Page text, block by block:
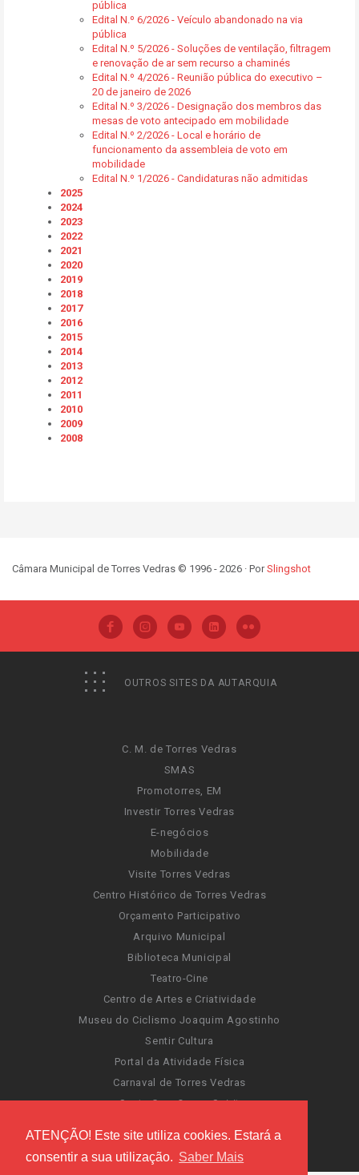
ATENÇÃO! Este site utiliza cookies. Estará a
consentir a sua utilização. Saber Mais
pública
Edital N.º 6/2026 - Veículo abandonado na via
pública
Edital N.º 5/2026 - Soluções de ventilação, filtragem
e renovação de ar sem recurso a chaminés
Edital N.º 4/2026 - Reunião pública do executivo –
20 de janeiro de 2026
Edital N.º 3/2026 - Designação dos membros das
mesas de voto antecipado em mobilidade
Edital N.º 2/2026 - Local e horário de
funcionamento da assembleia de voto em
mobilidade
Edital N.º 1/2026 - Candidaturas não admitidas
2025
2024
2023
2022
2021
2020
2019
2018
2017
2016
2015
2014
2013
2012
2011
2010
2009
2008
Câmara Municipal de Torres Vedras © 1996 - 2026 · PorSlingshot
OUTROS SITES DA AUTARQUIA
C. M. de Torres Vedras
SMAS
Promotorres, EM
Investir Torres Vedras
E-negócios
Mobilidade
Visite Torres Vedras
Centro Histórico de Torres Vedras
Orçamento Participativo
Arquivo Municipal
Biblioteca Municipal
Teatro-Cine
Centro de Artes e Criatividade
Museu do Ciclismo Joaquim Agostinho
Sentir Cultura
Portal da Atividade Física
Carnaval de Torres Vedras
Santa Cruz Ocean Spirit